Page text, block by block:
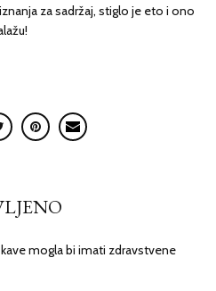
za sadržaj, stiglo je eto i ono
mogla bi imati zdravstvene